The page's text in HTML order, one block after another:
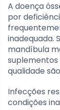
A doença
por
inadequada.
mandíbula
suplementos
qualidade
Infecções
condições